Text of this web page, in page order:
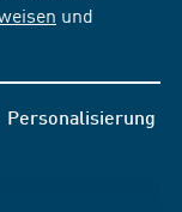
und
Personalisierung